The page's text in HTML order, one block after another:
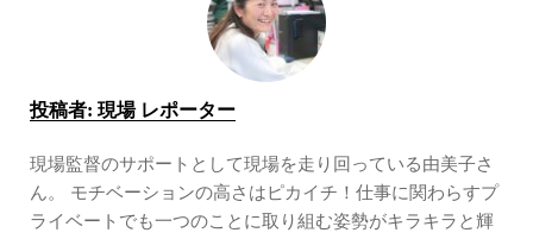
投稿者: 現場 レポーター
現場監督のサポートとして現場を走り回っている由美子さ
ん。 モチベーションの高さはピカイチ！仕事に関わらすプ
ライベートでも一つのことに取り組む姿勢がキラキラと輝